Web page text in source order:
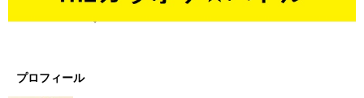
プロフィール